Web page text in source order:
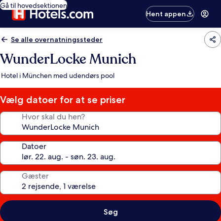
Gå til hovedsektionen
Hent appen
Se alle overnatningssteder
WunderLocke Munich
Hotel i München med udendørs pool
Vælg datoer for at se priser
Hvor skal du hen?
Datoer
Gæster
Søg